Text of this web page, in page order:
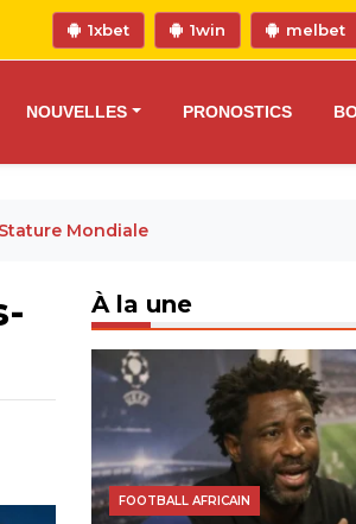
1xbet 1win melbet
NOUVELLES PRONOSTICS
Mondiale
À la une
FOOTBALL AFRICAIN